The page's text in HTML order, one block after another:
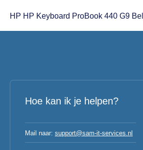
HP HP Keyboard ProBook 440 G9
Hoe kan ik je helpen?
Mail naar: support@sam-it-services.nl